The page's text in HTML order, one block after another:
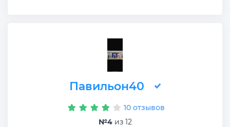
Павильон40
10 отзывов
№4из 12